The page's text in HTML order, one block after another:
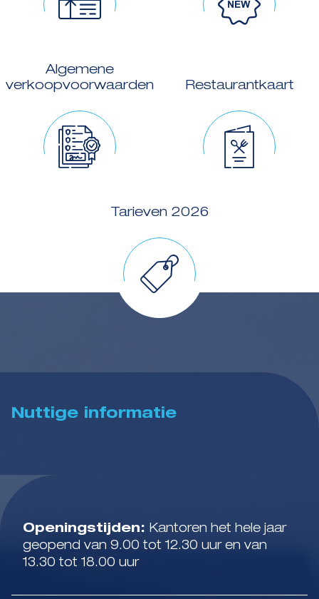
Algemene
verkoopvoorwaarden
Restaurantkaart
Tarieven 2026
Nuttige informatie
Openingstijden: Kantoren het hele jaar
geopend van 9.00 tot 12.30 uur en van
13.30 tot 18.00 uur